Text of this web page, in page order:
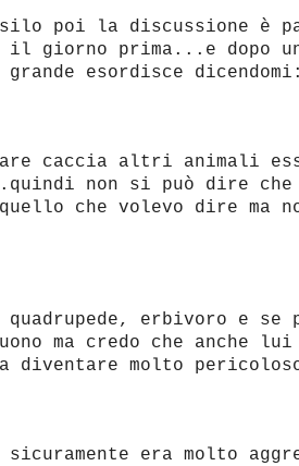
poi la discussione è
il giorno prima...e dopo
esordisce dicendomi:
caccia altri animali
non si può dire
che volevo dire ma
quadrupede, erbivoro e se
ma credo che anche lui
diventare molto
era molto